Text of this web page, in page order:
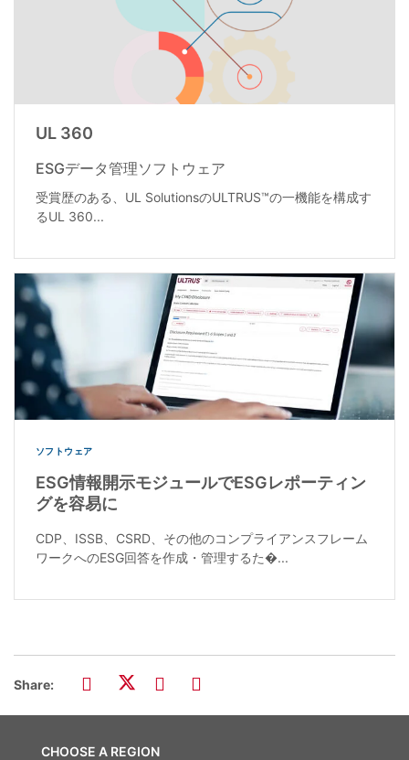
UL 360
ESGデータ管理ソフトウェア
受賞歴のある、UL SolutionsのULTRUS™の一機能を構成す
るUL 360...
ソフトウェア
ESG情報開示モジュールでESGレポーティン
グを容易に
CDP、ISSB、CSRD、その他のコンプライアンスフレーム
ワークへのESG回答を作成・管理するた�...
Share:
CHOOSE A REGION